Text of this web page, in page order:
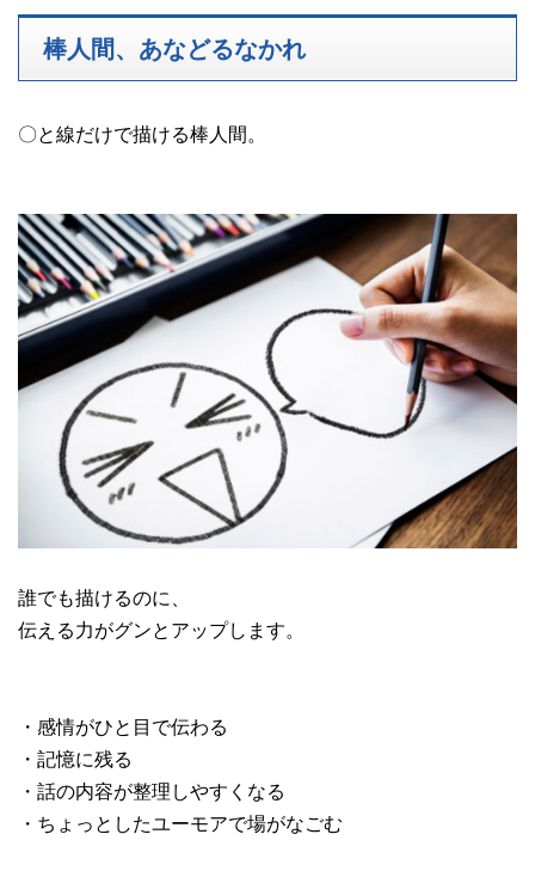
棒人間、あなどるなかれ
〇と線だけで描ける棒人間。
誰でも描けるのに、
伝える力がグンとアップします。
・感情がひと目で伝わる
・記憶に残る
・話の内容が整理しやすくなる
・ちょっとしたユーモアで場がなごむ